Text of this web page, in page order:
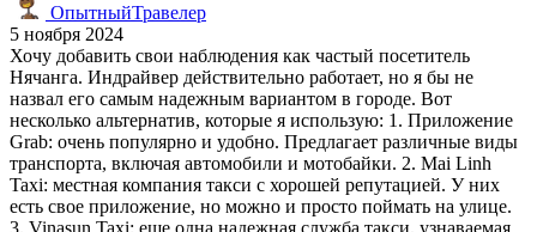
ОпытныйТравелер
5 ноября 2024
Хочу добавить свои наблюдения как частый посетитель
Нячанга. Индрайвер действительно работает, но я бы не
назвал его самым надежным вариантом в городе. Вот
несколько альтернатив, которые я использую: 1. Приложение
Grab: очень популярно и удобно. Предлагает различные виды
транспорта, включая автомобили и мотобайки. 2. Mai Linh
Taxi: местная компания такси с хорошей репутацией. У них
есть свое приложение, но можно и просто поймать на улице.
3. Vinasun Taxi: еще одна надежная служба такси, узнаваемая